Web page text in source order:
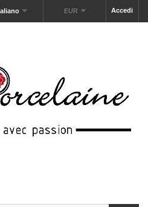
Accedi
EUR